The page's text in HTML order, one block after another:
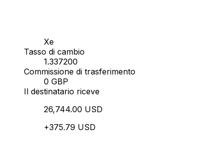
Xe
Tasso di cambio
1.337200
Commissione di trasferimento
0 GBP
Il destinatario riceve
26,744.00 USD
+375.79 USD